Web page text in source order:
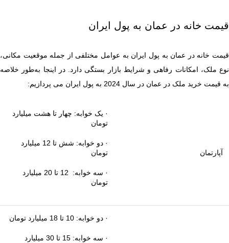
قیمت خانه در عمان به پول ایران
قیمت خانه در عمان به پول ایران به عوامل مختلفی از جمله موقعیت مکانی،
نوع ملک، امکانات رفاهی و شرایط بازار بستگی دارد. در اینجا به‌طور خلاصه
به قیمت خرید ملک در عمان در سال 2024 به پول ایران می پردازیم:
آپارتمان
· یک خوابه: چهار تا هشت میلیارد
تومان
· دو خوابه: شش تا 12 میلیارد
تومان
· سه خوابه: 12 تا 20 میلیارد
تومان
· دو خوابه: 10 تا 18 میلیارد تومان
· سه خوابه: 15 تا 30 میلیارد